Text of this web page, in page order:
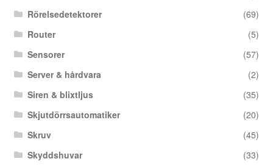
Rörelsedetektorer
(69)
Router
(5)
Sensorer
(57)
Server & hårdvara
(2)
Siren & blixtljus
(35)
Skjutdörrsautomatiker
(20)
Skruv
(45)
Skyddshuvar
(33)